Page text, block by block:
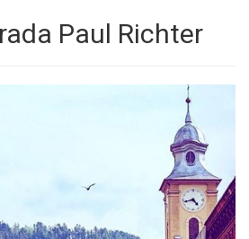
Paul Richter